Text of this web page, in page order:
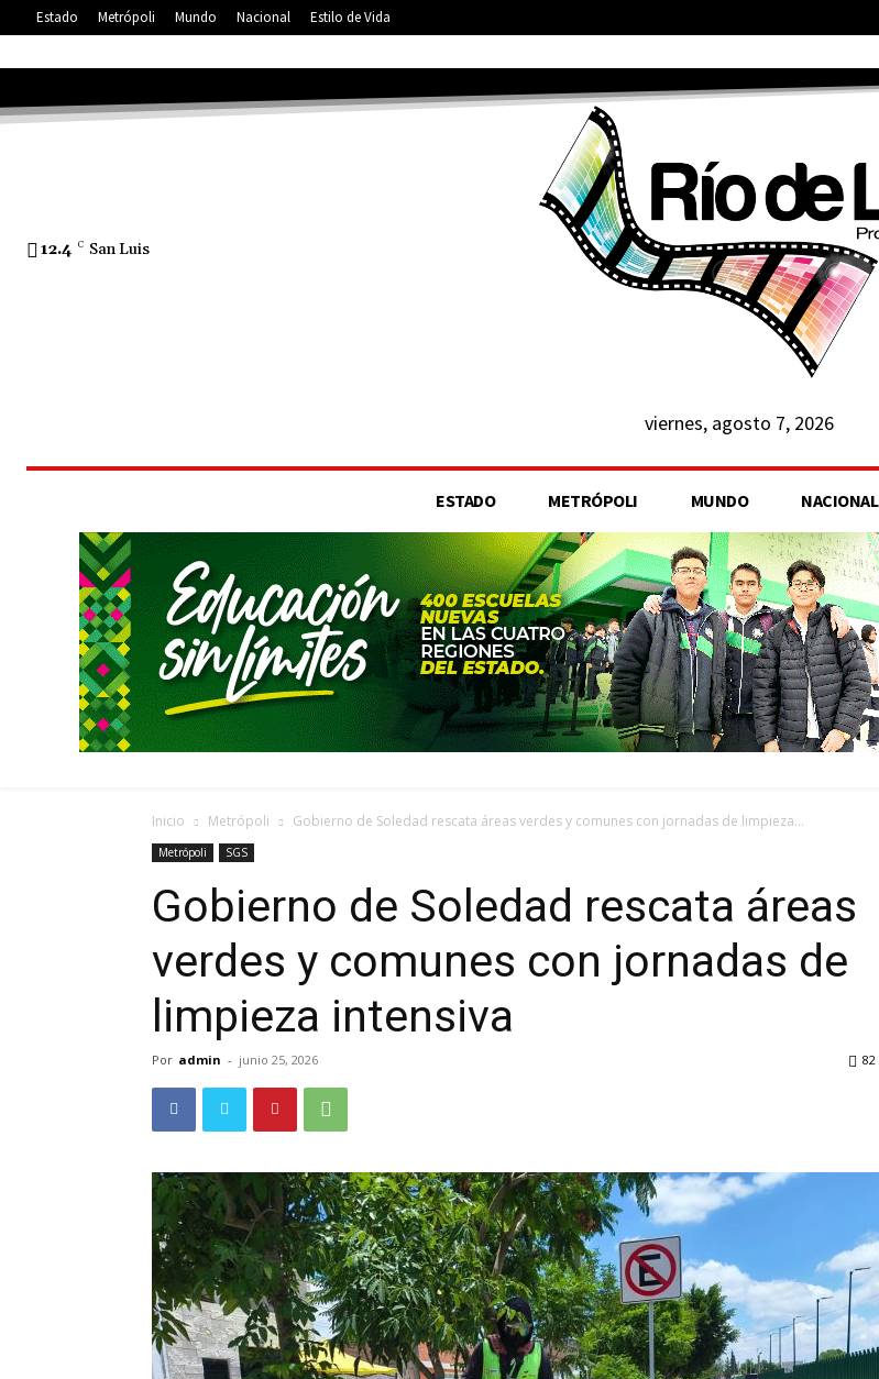
Estado Metrópoli Mundo Nacional Estilo de Vida
12.4 C San Luis
viernes, agosto 7, 2026
ESTADO METRÓPOLI MUNDO NACIONAL
Inicio Metrópoli Gobierno de Soledad rescata áreas verdes y comunes con jornadas de limpieza...
Metrópoli SGS
Gobierno de Soledad rescata áreas
verdes y comunes con jornadas de
limpieza intensiva
Por admin - junio 25, 2026 82